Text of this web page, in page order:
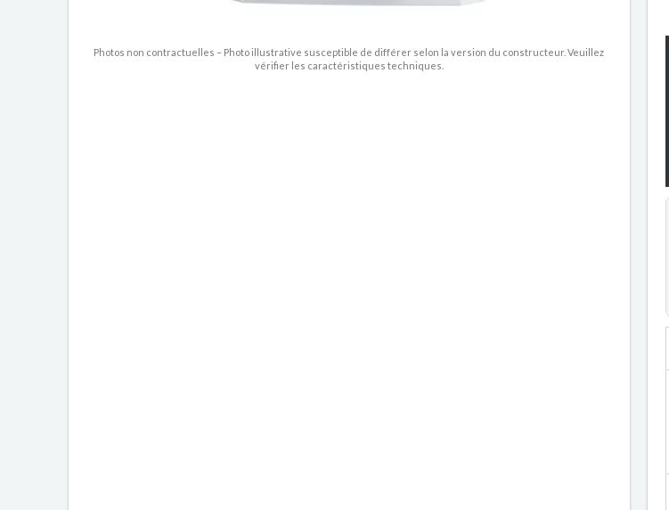
Photos non contractuelles – Photo illustrative susceptible de différer selon la version du constructeur. Veuillez
vérifier les caractéristiques techniques.